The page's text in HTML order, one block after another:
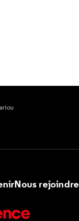
Nous rejoindre